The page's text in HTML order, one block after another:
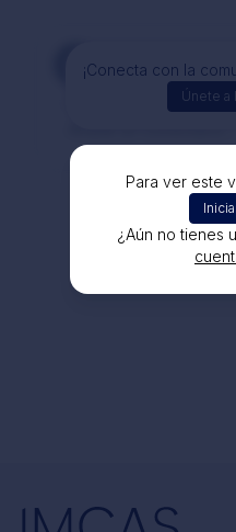
Para ver este
¿Aún no tienes
¡Conecta con la
Únete a